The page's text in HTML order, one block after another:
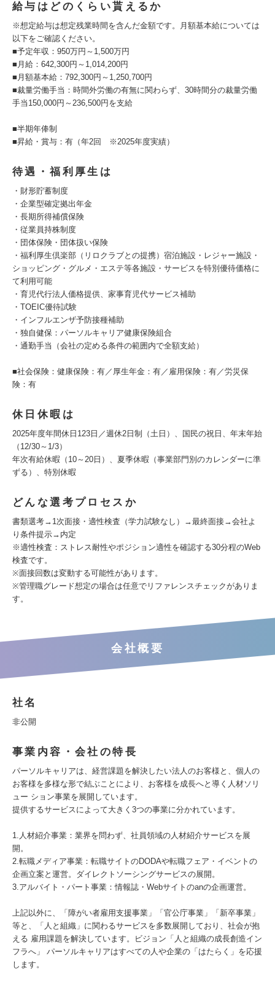
給与はどのくらい貰えるか
※想定給与は想定残業時間を含んだ金額です。月額基本給については
以下をご確認ください。
■予定年収：950万円～1,500万円
■月給：642,300円～1,014,200円
■月額基本給：792,300円～1,250,700円
■裁量労働手当：時間外労働の有無に関わらず、30時間分の裁量労働
手当150,000円～236,500円を支給
■半期年俸制
■昇給・賞与：有（年2回 ※2025年度実績）
待遇・福利厚生は
・財形貯蓄制度
・企業型確定拠出年金
・長期所得補償保険
・従業員持株制度
・団体保険・団体扱い保険
・福利厚生倶楽部（リロクラブとの提携）宿泊施設・レジャー施設・
ショッピング・グルメ・エステ等各施設・サービスを特別優待価格に
て利用可能
・育児代行法人価格提供、家事育児代サービス補助
・TOEIC優待試験
・インフルエンザ予防接種補助
・独自健保：パーソルキャリア健康保険組合
・通勤手当（会社の定める条件の範囲内で全額支給）
■社会保険：健康保険：有／厚生年金：有／雇用保険：有／労災保
険：有
休日休暇は
2025年度年間休日123日／週休2日制（土日）、国民の祝日、年末年始
（12/30～1/3）
年次有給休暇（10～20日）、夏季休暇（事業部門別のカレンダーに準
ずる）、特別休暇
どんな選考プロセスか
書類選考→1次面接・適性検査（学力試験なし）→最終面接→会社よ
り条件提示→内定
※適性検査：ストレス耐性やポジション適性を確認する30分程のWeb
検査です。
※面接回数は変動する可能性があります。
※管理職グレード想定の場合は任意でリファレンスチェックがありま
す。
会社概要
社名
非公開
事業内容・会社の特長
パーソルキャリアは、経営課題を解決したい法人のお客様と、個人の
お客様を多様な形で結ぶことにより、お客様を成長へと導く人材ソリ
ュー ション事業を展開しています。
提供するサービスによって大きく3つの事業に分かれています。
1.人材紹介事業：業界を問わず、社員領域の人材紹介サービスを展
開。
2.転職メディア事業：転職サイトのDODAや転職フェア・イベントの
企画立案と運営。ダイレクトソーシングサービスの展開。
3.アルバイト・パート事業：情報誌・Webサイトのanの企画運営。
上記以外に、「障がい者雇用支援事業」「官公庁事業」「新卒事業」
等と、「人と組織」に関わるサービスを多数展開しており、社会が抱
える 雇用課題を解決しています。ビジョン「人と組織の成長創造イン
フラへ」 パーソルキャリアはすべての人や企業の「はたらく」を応援
します。